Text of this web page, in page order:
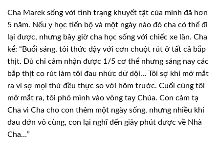
Cha Marek sống với tình trạng khuyết tật của mình đã hơn
5 năm. Nếu y học tiến bộ và một ngày nào đó cha có thể đi
lại được, nhưng bây giờ cha học sống với chiếc xe lăn. Cha
kể: “Buổi sáng, tôi thức dậy với cơn chuột rút ở tất cả bắp
thịt. Dù chỉ cảm nhận được 1/5 cơ thể nhưng sáng nay các
bắp thịt co rút làm tôi đau nhức dữ dội… Tôi sợ khi mở mắt
ra vì sợ mọi thứ đều thực so với hôm trước. Cuối cùng tôi
mở mắt ra, tôi phó mình vào vòng tay Chúa. Con cảm tạ
Cha vì Cha cho con thêm một ngày sống, nhưng nhiều khi
đau đớn vô cùng, con lại nghĩ đến giây phút được về Nhà
Cha…”